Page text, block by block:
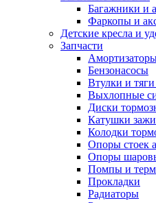
Багажники и
Фаркопы и
Детские кресла и
Запчасти
Бензонасосы
Втулки и тяги
Выхлопные
Диски
Катушки
Колодки
Опоры стоек
Опоры
Помпы и
Прокладки
Радиаторы